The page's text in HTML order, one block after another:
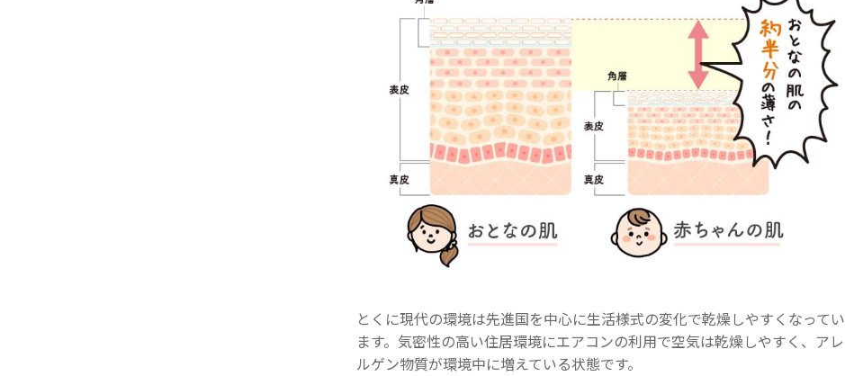
とくに現代の環境は先進国を中心に生活様式の変化で乾燥しやすくなってい
ます。気密性の高い住居環境にエアコンの利用で空気は乾燥しやすく、アレ
ルゲン物質が環境中に増えている状態です。